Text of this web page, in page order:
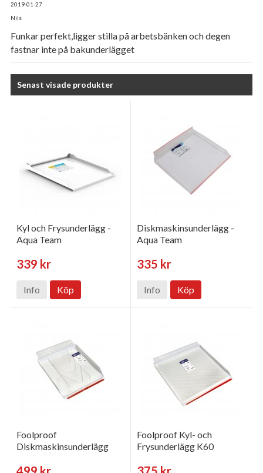
2019-01-27
Nils
Funkar perfekt,ligger stilla på arbetsbänken och degen
fastnar inte på bakunderlägget
Senast visade produkter
Kyl och Frysunderlägg -
Aqua Team
339 kr
Info Köp
Diskmaskinsunderlägg -
Aqua Team
335 kr
Info Köp
Foolproof
Diskmaskinsunderlägg
Foolproof Kyl- och
Frysunderlägg K60